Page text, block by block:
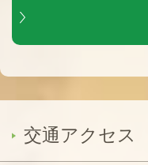
交通アクセス